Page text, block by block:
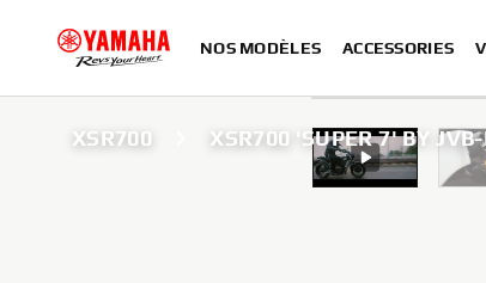
NOS MODÈLES ACCESSORIES
XSR700 XSR700 'SUPER 7' BY JVB-